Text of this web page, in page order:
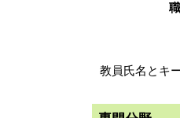
教員氏名とキ